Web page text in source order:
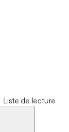
Liste de lecture